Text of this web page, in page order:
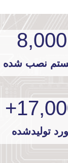
نصب شده
8,000
تولیدشده
+